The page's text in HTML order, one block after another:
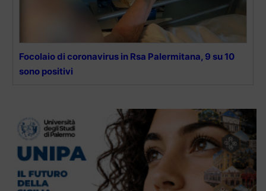
Focolaio di coronavirus in Rsa Palermitana, 9 su 10
sono positivi